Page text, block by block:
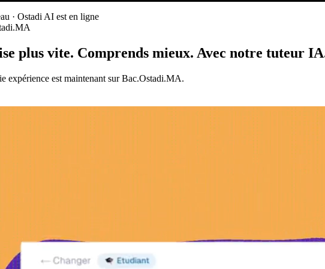
est en ligne
· Ostadi AI est en ligne
plus vite. Comprends mieux. Avec notre tuteur
expérience est maintenant sur Bac.Ostadi.MA.